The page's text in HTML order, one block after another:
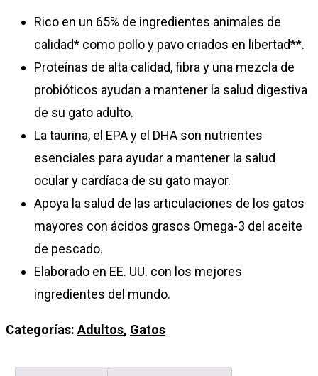
Rico en un 65% de ingredientes animales de
calidad* como pollo y pavo criados en libertad**.
Proteínas de alta calidad, fibra y una mezcla de
probióticos ayudan a mantener la salud digestiva
de su gato adulto.
La taurina, el EPA y el DHA son nutrientes
esenciales para ayudar a mantener la salud
ocular y cardíaca de su gato mayor.
Apoya la salud de las articulaciones de los gatos
mayores con ácidos grasos Omega-3 del aceite
de pescado.
Elaborado en EE. UU. con los mejores
ingredientes del mundo.
Categorías: Adultos, Gatos